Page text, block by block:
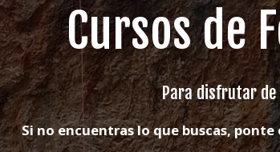
Cursos de
Para disfrutar de
Si no encuentras lo que buscas,